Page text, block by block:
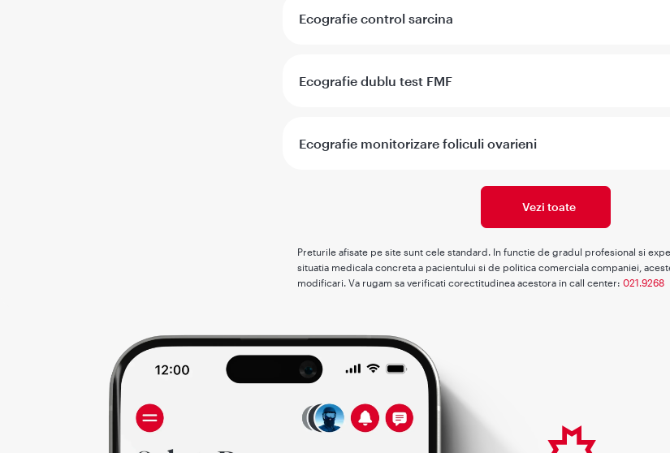
Ecografie control sarcina
Ecografie dublu test FMF
Ecografie monitorizare foliculi ovarieni
Vezi toate
Preturile afisate pe site sunt cele standard. In functie de gradul profesional si
situatia medicala concreta a pacientului si de politica comerciala companiei,
modificari. Va rugam sa verificati corectitudinea acestora in call center: 021.9268